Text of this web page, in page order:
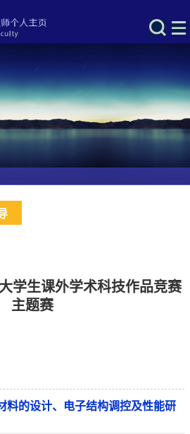
学生课外学术科技作品竞赛
主题赛
料的设计、电子结构调控及性能研